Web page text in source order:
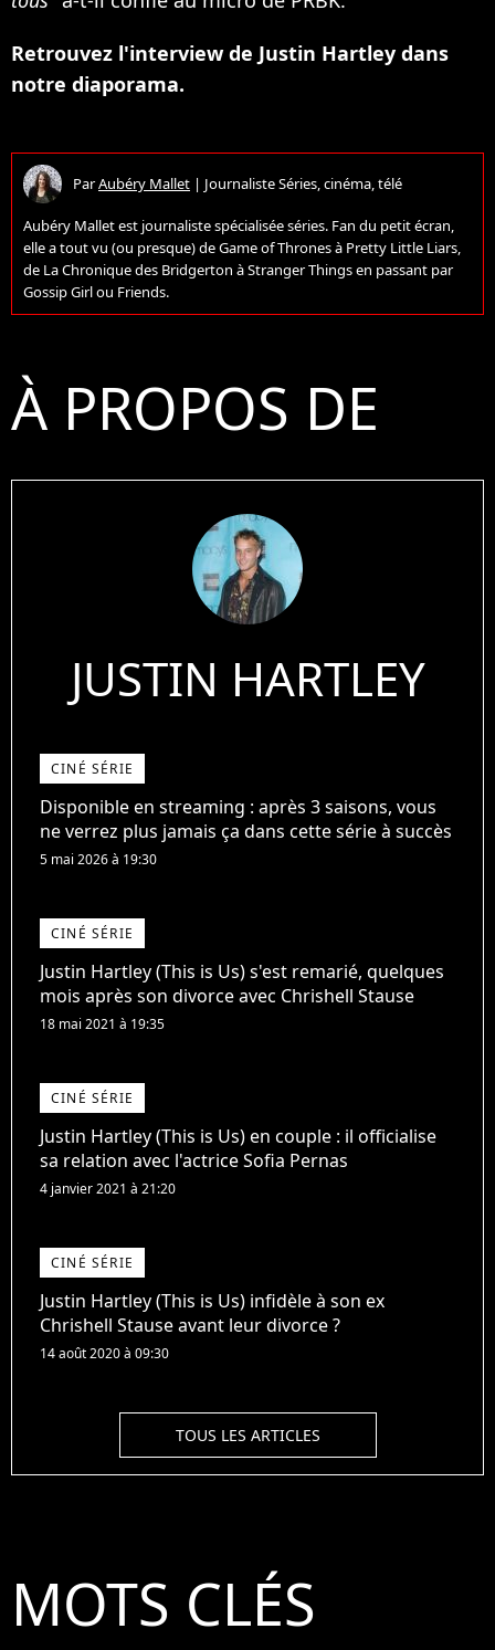
Retrouvez l'interview de Justin Hartley dans
notre diaporama.
ParAubéry Mallet | Journaliste Séries, cinéma, télé
Aubéry Mallet est journaliste spécialisée séries. Fan du petit écran,
elle a tout vu (ou presque) de Game of Thrones à Pretty Little Liars,
de La Chronique des Bridgerton à Stranger Things en passant par
Gossip Girl ou Friends.
À PROPOS DE
JUSTIN HARTLEY
CINÉ SÉRIE
Disponible en streaming : après 3 saisons, vous
ne verrez plus jamais ça dans cette série à succès
5 mai 2026 à 19:30
CINÉ SÉRIE
Justin Hartley (This is Us) s'est remarié, quelques
mois après son divorce avec Chrishell Stause
18 mai 2021 à 19:35
CINÉ SÉRIE
Justin Hartley (This is Us) en couple : il officialise
sa relation avec l'actrice Sofia Pernas
4 janvier 2021 à 21:20
CINÉ SÉRIE
Justin Hartley (This is Us) infidèle à son ex
Chrishell Stause avant leur divorce ?
14 août 2020 à 09:30
TOUS LES ARTICLES
MOTS CLÉS